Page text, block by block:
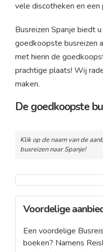
vele discotheken en een
Busreizen Spanje biedt
goedkoopste busreizen
met hierin de
prachtige plaats! Wij
maken.
De goedkoopste
Klik op de naam van de
busreizen naar Spanje!
Voordelige
Een voordelige
boeken? Namens